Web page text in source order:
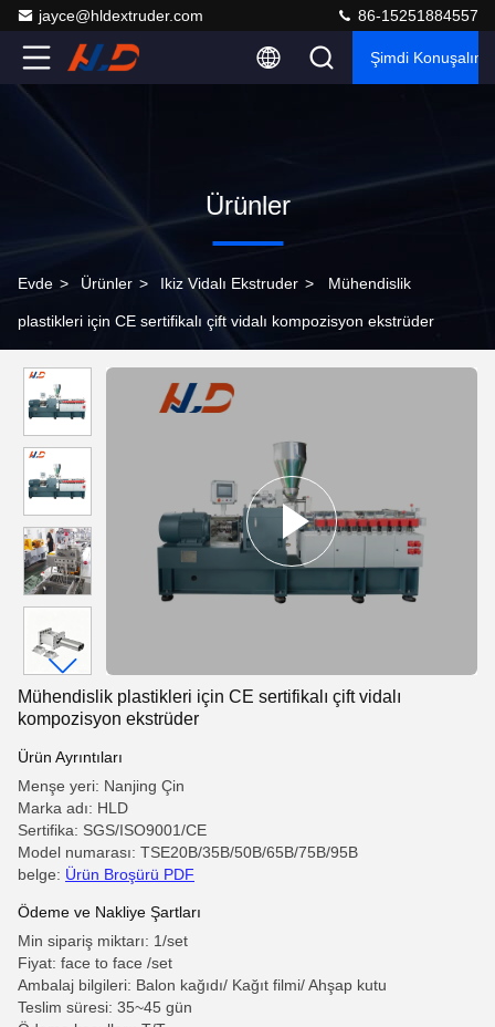
jayce@hldextruder.com 86-15251884557
Şimdi Konuşalım.
Ürünler
Evde > Ürünler > Ikiz Vidalı Ekstruder > Mühendislik
plastikleri için CE sertifikalı çift vidalı kompozisyon ekstrüder
Mühendislik plastikleri için CE sertifikalı çift vidalı
kompozisyon ekstrüder
Ürün Ayrıntıları
Menşe yeri: Nanjing Çin
Marka adı: HLD
Sertifika: SGS/ISO9001/CE
Model numarası: TSE20B/35B/50B/65B/75B/95B
belge: Ürün Broşürü PDF
Ödeme ve Nakliye Şartları
Min sipariş miktarı: 1/set
Fiyat: face to face /set
Ambalaj bilgileri: Balon kağıdı/ Kağıt filmi/ Ahşap kutu
Teslim süresi: 35~45 gün